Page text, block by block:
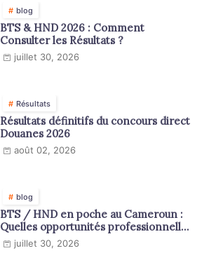
blog
BTS & HND 2026 : Comment
Consulter les Résultats ?
juillet 30, 2026
Résultats
Résultats définitifs du concours direct
Douanes 2026
août 02, 2026
blog
BTS / HND en poche au Cameroun :
Quelles opportunités professionnelles
s'offrent à vous ?
juillet 30, 2026